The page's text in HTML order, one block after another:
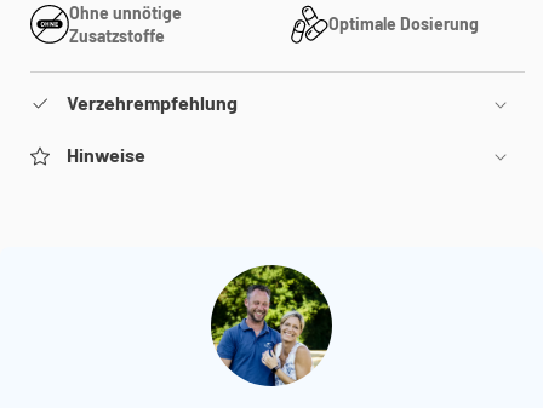
Ohne unnötige
Zusatzstoffe
Optimale Dosierung
Verzehrempfehlung
Hinweise